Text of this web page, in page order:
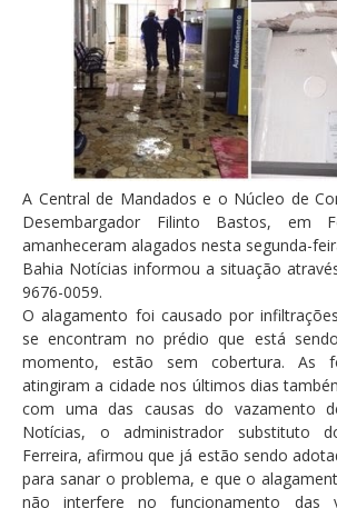
A Central de Mandados e o Núcleo de
Desembargador Filinto Bastos, em
amanheceram alagados nesta segunda-
Bahia Notícias informou a situação
9676-0059.
O alagamento foi causado por
se encontram no prédio que está
momento, estão sem cobertura. As
atingiram a cidade nos últimos dias
com uma das causas do vazamento
Notícias, o administrador substituto
Ferreira, afirmou que já estão sendo
para sanar o problema, e que o
não interfere no funcionamento das